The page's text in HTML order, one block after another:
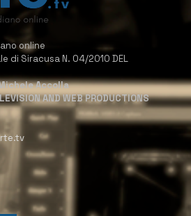
online
di Siracusa N. 04/2010 DEL
Accolla
AND WEB PRODUCTIONS